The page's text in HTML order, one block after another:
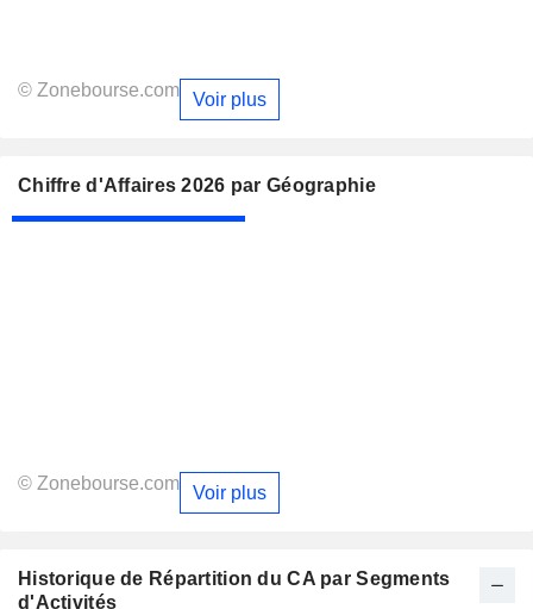
© Zonebourse.com Voir plus
Chiffre d'Affaires 2026 par Géographie
© Zonebourse.com Voir plus
Historique de Répartition du CA par Segments
d'Activités